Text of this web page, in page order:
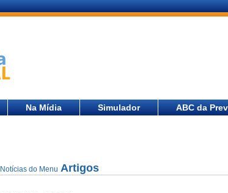
Na Mídia Simulador ABC da
Notícias do Menu Artigos